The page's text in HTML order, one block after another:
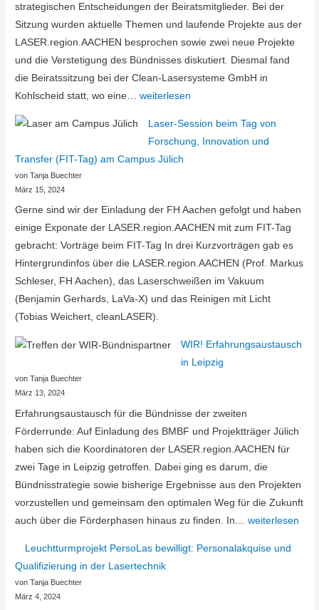
strategischen Entscheidungen der Beiratsmitglieder. Bei der
Sitzung wurden aktuelle Themen und laufende Projekte aus der
LASER.region.AACHEN besprochen sowie zwei neue Projekte
und die Verstetigung des Bündnisses diskutiert. Diesmal fand
die Beiratssitzung bei der Clean-Lasersysteme GmbH in
Kohlscheid statt, wo eine…Treffen
LASER.region.AACHEN
weiterlesen
Laser-Session beim Tag von
Forschung, Innovation und
Transfer (FIT-Tag) am Campus Jülich
von Tanja Buechter
März 15, 2024
Gerne sind wir der Einladung der FH Aachen gefolgt und haben
einige Exponate der LASER.region.AACHEN mit zum FIT-Tag
gebracht: Vorträge beim FIT-Tag In drei Kurzvorträgen gab es
Hintergrundinfos über die LASER.region.AACHEN (Prof. Markus
Schleser, FH Aachen), das Laserschweißen im Vakuum
(Benjamin Gerhards, LaVa-X) und das Reinigen mit Licht
(Tobias Weichert, cleanLASER).
WIR! Erfahrungsaustausch
in Leipzig
von Tanja Buechter
März 13, 2024
Erfahrungsaustausch für die Bündnisse der zweiten
Förderrunde: Auf Einladung des BMBF und Projektträger Jülich
haben sich die Koordinatoren der LASER.region.AACHEN für
zwei Tage in Leipzig getroffen. Dabei ging es darum, die
Bündnisstrategie sowie bisherige Ergebnisse aus den Projekten
vorzustellen und gemeinsam den optimalen Weg für die Zukunft
auch über die Förderphasen hinaus zu finden. In…WIR!
in
weiterlesen
Leuchtturmprojekt PersoLas bewilligt: Personalakquise und
Qualifizierung in der Lasertechnik
von Tanja Buechter
März 4, 2024